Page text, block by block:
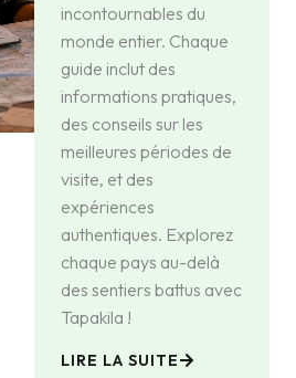
incontournables du
monde entier. Chaque
guide inclut des
informations pratiques,
des conseils sur les
meilleures périodes de
visite, et des
expériences
authentiques. Explorez
chaque pays au-delà
des sentiers battus avec
Tapakila !
LIRE LA SUITE